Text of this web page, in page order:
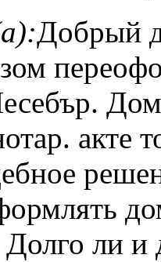
Добрый
акте
Долго ли